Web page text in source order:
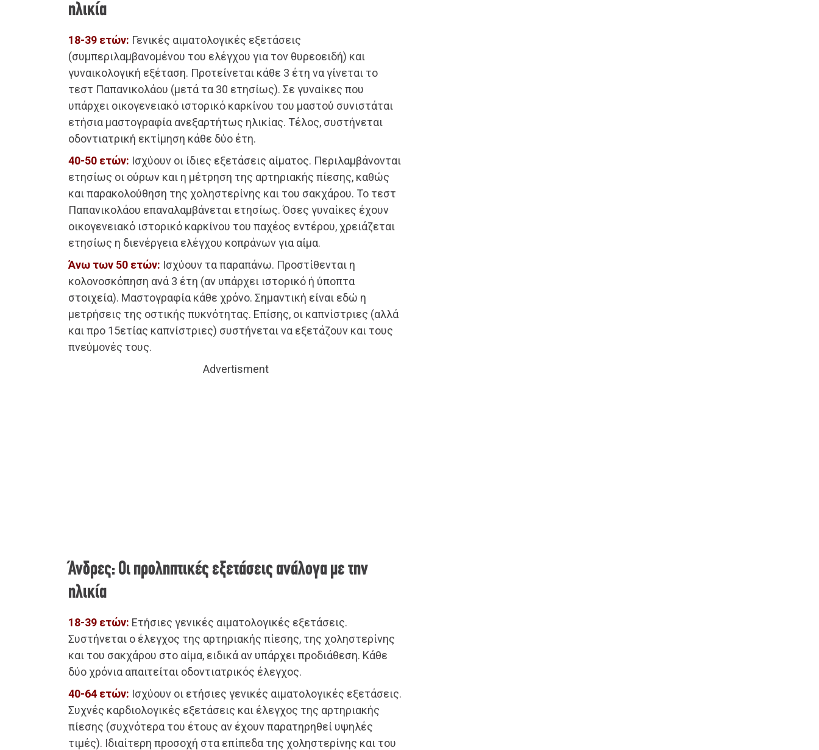
ηλικία
18-39 ετών: Γενικές αιματολογικές εξετάσεις
(συμπεριλαμβανομένου του ελέγχου για τον θυρεοειδή) και
γυναικολογική εξέταση. Προτείνεται κάθε 3 έτη να γίνεται το
τεστ Παπανικολάου (μετά τα 30 ετησίως). Σε γυναίκες που
υπάρχει οικογενειακό ιστορικό καρκίνου του μαστού συνιστάται
ετήσια μαστογραφία ανεξαρτήτως ηλικίας. Τέλος, συστήνεται
οδοντιατρική εκτίμηση κάθε δύο έτη.
40-50 ετών: Ισχύουν οι ίδιες εξετάσεις αίματος. Περιλαμβάνονται
ετησίως οι ούρων και η μέτρηση της αρτηριακής πίεσης, καθώς
και παρακολούθηση της χοληστερίνης και του σακχάρου. Το τεστ
Παπανικολάου επαναλαμβάνεται ετησίως. Όσες γυναίκες έχουν
οικογενειακό ιστορικό καρκίνου του παχέος εντέρου, χρειάζεται
ετησίως η διενέργεια ελέγχου κοπράνων για αίμα.
Άνω των 50 ετών: Ισχύουν τα παραπάνω. Προστίθενται η
κολονοσκόπηση ανά 3 έτη (αν υπάρχει ιστορικό ή ύποπτα
στοιχεία). Μαστογραφία κάθε χρόνο. Σημαντική είναι εδώ η
μετρήσεις της οστικής πυκνότητας. Επίσης, οι καπνίστριες (αλλά
και προ 15ετίας καπνίστριες) συστήνεται να εξετάζουν και τους
πνεύμονές τους.
Advertisment
Άνδρες: Οι προληπτικές εξετάσεις ανάλογα με την
ηλικία
18-39 ετών: Ετήσιες γενικές αιματολογικές εξετάσεις.
Συστήνεται ο έλεγχος της αρτηριακής πίεσης, της χοληστερίνης
και του σακχάρου στο αίμα, ειδικά αν υπάρχει προδιάθεση. Κάθε
δύο χρόνια απαιτείται οδοντιατρικός έλεγχος.
40-64 ετών: Ισχύουν οι ετήσιες γενικές αιματολογικές εξετάσεις.
Συχνές καρδιολογικές εξετάσεις και έλεγχος της αρτηριακής
πίεσης (συχνότερα του έτους αν έχουν παρατηρηθεί υψηλές
τιμές). Ιδιαίτερη προσοχή στα επίπεδα της χοληστερίνης και του